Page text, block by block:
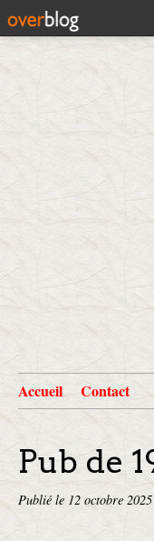
Accueil Contact
Pub de
Publié le 12 octobre 2025